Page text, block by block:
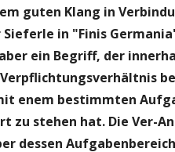
guten Klang in
in "Finis
ein Begriff, der
enem bestimmten
zu stehen hat. Die Ver-
dessen